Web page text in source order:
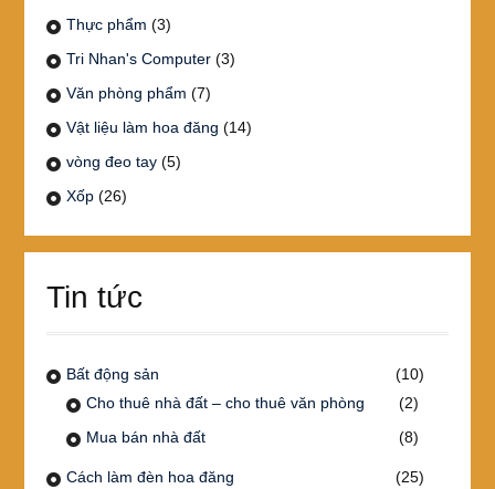
Thực phẩm (3)
Tri Nhan's Computer (3)
Văn phòng phẩm (7)
Vật liệu làm hoa đăng (14)
vòng đeo tay (5)
Xốp (26)
Tin tức
Bất động sản
(10)
Cho thuê nhà đất – cho thuê văn phòng
(2)
Mua bán nhà đất
(8)
Cách làm đèn hoa đăng (25)